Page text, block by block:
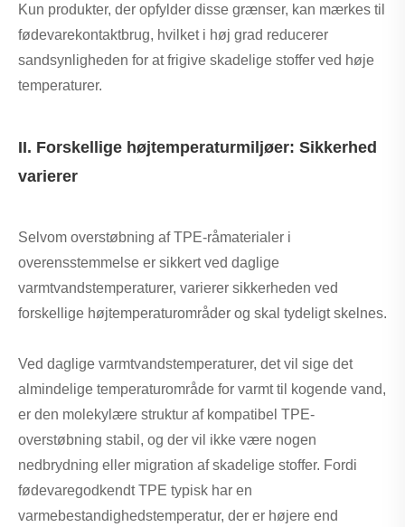
Kun produkter, der opfylder disse grænser, kan mærkes til
fødevarekontaktbrug, hvilket i høj grad reducerer
sandsynligheden for at frigive skadelige stoffer ved høje
temperaturer.
II. Forskellige højtemperaturmiljøer: Sikkerhed
varierer
Selvom overstøbning af TPE-råmaterialer i
overensstemmelse er sikkert ved daglige
varmtvandstemperaturer, varierer sikkerheden ved
forskellige højtemperaturområder og skal tydeligt skelnes.
Ved daglige varmtvandstemperaturer, det vil sige det
almindelige temperaturområde for varmt til kogende vand,
er den molekylære struktur af kompatibel TPE-
overstøbning stabil, og der vil ikke være nogen
nedbrydning eller migration af skadelige stoffer. Fordi
fødevaregodkendt TPE typisk har en
varmebestandighedstemperatur, der er højere end